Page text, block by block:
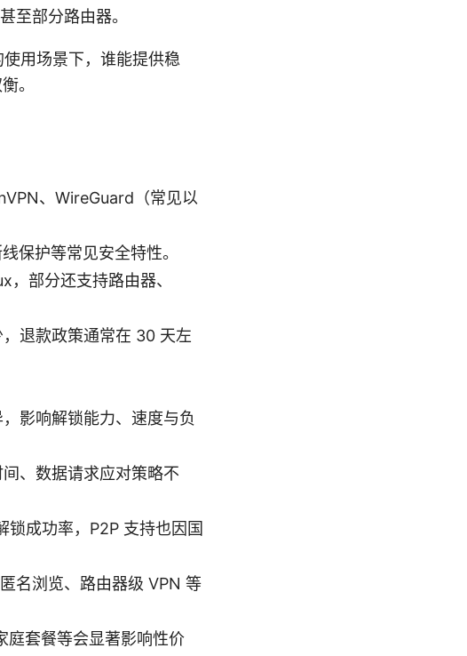
至部分路由器。
使用场景下，谁能提供稳
。
、WireGuard（常见以
保护等常见安全特性。
部分还支持路由器、
退款政策通常在 30 天左
影响解锁能力、速度与负
、数据请求应对策略不
锁成功率，P2P 支持也因国
名浏览、路由器级 VPN 等
庭套餐等会显著影响性价